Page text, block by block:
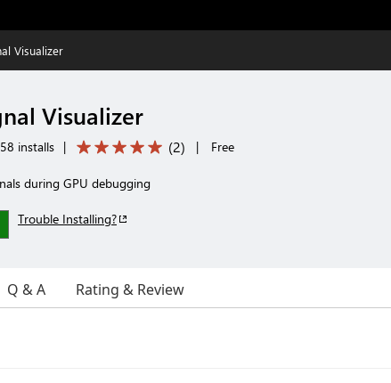
Visualizer
Visualizer
58 installs | (2) | Free
during GPU debugging
Trouble Installing?
Q & A Rating & Review